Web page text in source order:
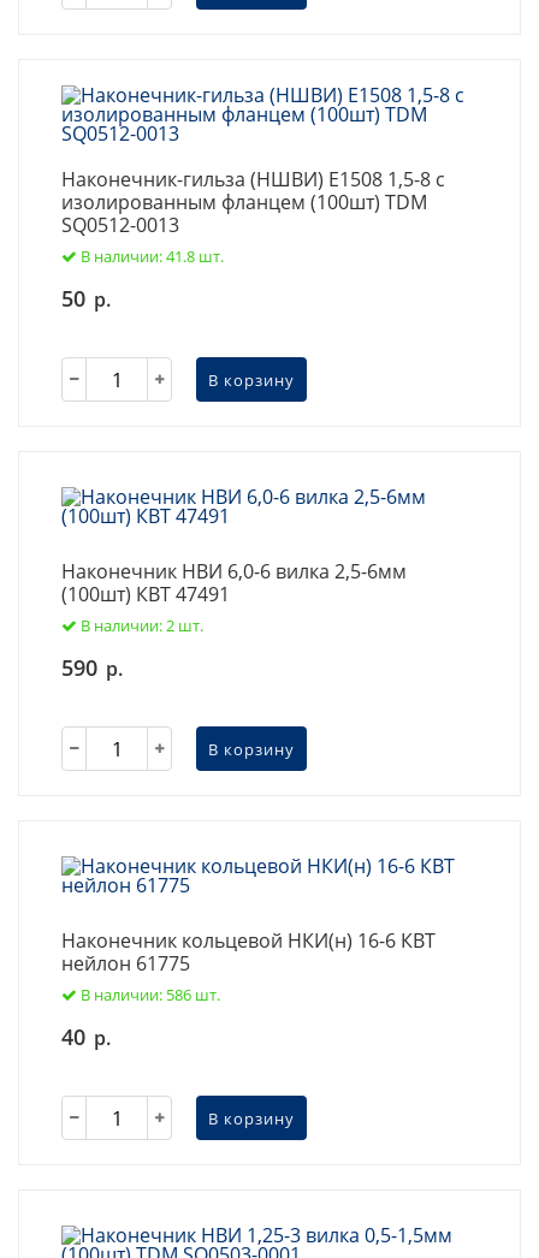
Наконечник-гильза (НШВИ) Е1508 1,5-8 с
изолированным фланцем (100шт) TDM
SQ0512-0013
В наличии: 41.8 шт.
50 р.
В корзину
Наконечник НВИ 6,0-6 вилка 2,5-6мм
(100шт) КВТ 47491
В наличии: 2 шт.
590 р.
В корзину
Наконечник кольцевой НКИ(н) 16-6 КВТ
нейлон 61775
В наличии: 586 шт.
40 р.
В корзину